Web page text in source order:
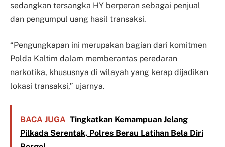
sedangkan tersangka HY berperan sebagai penjual
dan pengumpul uang hasil transaksi.
“Pengungkapan ini merupakan bagian dari komitmen
Polda Kaltim dalam memberantas peredaran
narkotika, khususnya di wilayah yang kerap dijadikan
lokasi transaksi,” ujarnya.
BACA JUGA Tingkatkan Kemampuan Jelang
Pilkada Serentak, Polres Berau Latihan Bela Diri